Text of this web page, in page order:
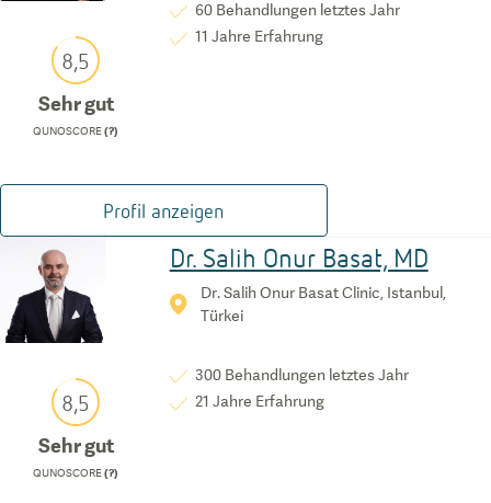
8,5
Sehr gut
QUNOSCORE(?)
60 Behandlungen letztes Jahr
11 Jahre Erfahrung
Profil anzeigen
8,5
Sehr gut
QUNOSCORE(?)
Dr. Salih Onur Basat, MD
Dr. Salih Onur Basat Clinic, Istanbul,
Türkei
300 Behandlungen letztes Jahr
21 Jahre Erfahrung